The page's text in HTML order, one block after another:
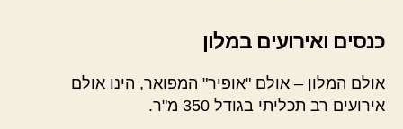
כנסים ואירועים במלון
אולם המלון – אולם "אופיר" המפואר, הינו אולם
אירועים רב תכליתי בגודל 350 מ"ר.